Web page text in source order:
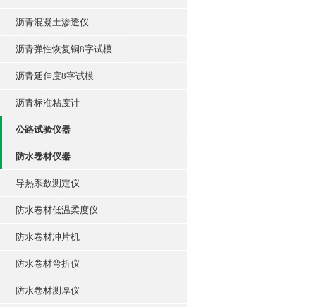
沥青混凝土渗透仪
沥青弹性恢复铜8字试模
沥青延伸度8字试模
沥青标准粘度计
公路试验仪器
防水卷材仪器
导热系数测定仪
防水卷材低温柔度仪
防水卷材冲片机
防水卷材弯折仪
防水卷材测厚仪